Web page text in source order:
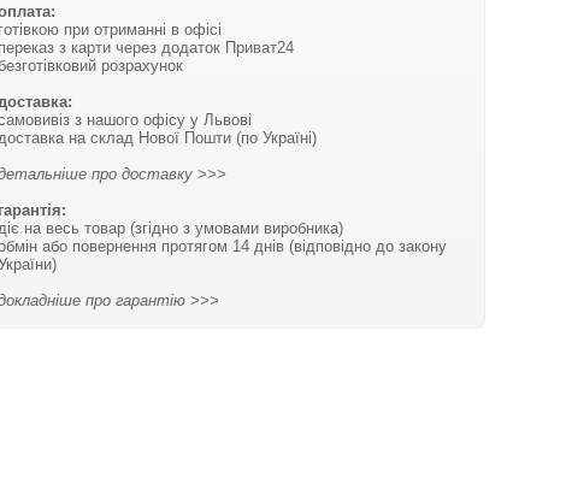
готівкою при отриманні в офісі
переказ з карти через додаток Приват24
розрахунок
з нашого офісу у Львові
доставка на склад Нової Пошти (по Україні)
про доставку >>>
гарантія:
діє на весь товар (згідно з умовами виробника)
або повернення протягом 14 днів (відповідно до закону
про гарантію >>>